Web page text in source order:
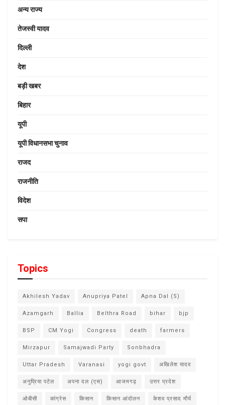
अन्य राज्य
तेजस्वी यादव
दिल्ली
देश
बड़ी खबर
बिहार
यूपी
यूपी विधानसभा चुनाव
राजद
राजनीति
विदेश
सपा
Topics
Akhilesh Yadav Anupriya Patel Apna Dal (S)
Azamgarh Ballia Belthra Road bihar bjp
BSP CM Yogi Congress death farmers
Mirzapur Samajwadi Party Sonbhadra
Uttar Pradesh Varanasi yogi govt अखिलेश यादव
अनुप्रिया पटेल अपना दल (एस) आजमगढ़ उत्तर प्रदेश
ओबीसी कांग्रेस किसान किसान आंदोलन केशव प्रसाद मौर्य